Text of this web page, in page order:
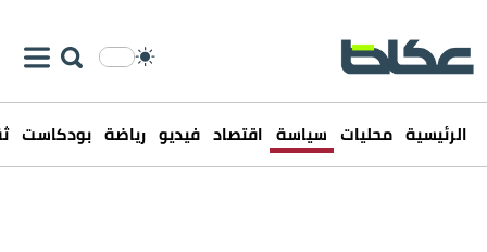
الرئيسية محليات سياسة اقتصاد فيديو رياضة بودكاست